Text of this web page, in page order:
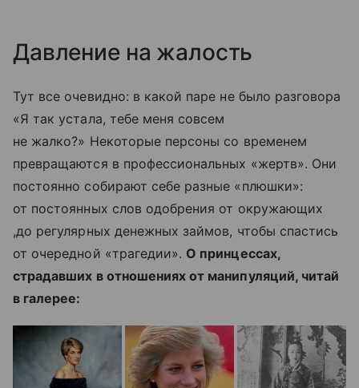
Давление на жалость
Тут все очевидно: в какой паре не было разговора
«Я так устала, тебе меня совсем
не жалко?» Некоторые персоны со временем
превращаются в профессиональных «жертв». Они
постоянно собирают себе разные «плюшки»:
от постоянных слов одобрения от окружающих
,до регулярных денежных займов, чтобы спастись
от очередной «трагедии». О принцессах,
страдавших в отношениях от манипуляций, читай
в галерее: